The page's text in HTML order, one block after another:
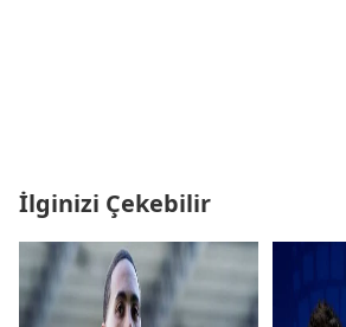
İlginizi Çekebilir